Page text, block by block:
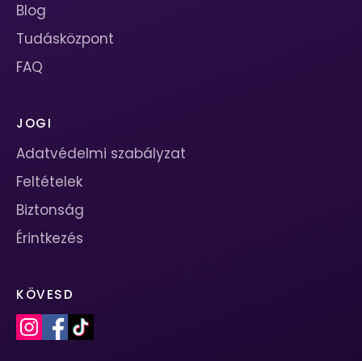
Blog
Tudásközpont
FAQ
JOGI
Adatvédelmi szabályzat
Feltételek
Biztonság
Érintkezés
KÖVESD